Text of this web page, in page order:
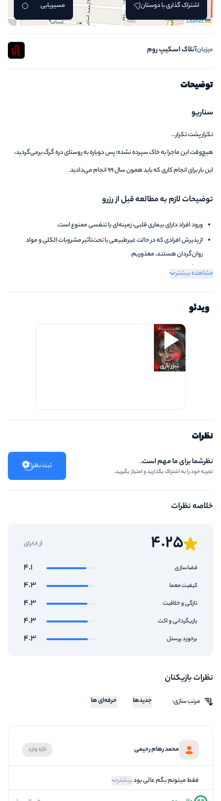
Leaflet
اشتراک گذاری با دوستان مسیریابی
میزبانآنلاک اسکیپ روم
توضیحات
سناریو
تکرار پشت تکرار...
هیچ‌وقت این ماجرا به خاک سپرده نشده؛ پس دوباره به روستای دره گرگ برمی‌گردید،
این بار برای انجام کاری که باید همون سال ۹۹ انجام می‌دادید.
توضیحات لازم به مطالعه قبل از رزرو
ورود افراد دارای بیماری قلبی، زمینه‌ای یا تنفسی ممنوع است.
از پذیرش افرادی که در حالت غیرطبیعی یا تحت‌تأثیر مشروبات الکلی و مواد
روان‌گردان هستند، معذوریم.
لطفاً در صورت داشتن بیماری خاص، آلرژی یا فوبیا، پیش از شروع بازی مجموعه را
بازی با کفش‌های مخصوص اتاق فرار برگزار می‌شود؛ لطفاً از کفش‌های شخصی
استفاده نکنید و کفش‌های مجموعه را به پا کنید.
مشاهده بیشتر
ویدئو
تیزر بازی
نظرات
نظرشما برای ما مهم است.
تجربه خود را به اشتراک بگذارید و امتیاز بگیرید.
ثبت نظر
خلاصه نظرات
4.25 از 88رای
فضاسازی 4.1
کیفیت معما 4.3
تازگی و خلاقیت 4.3
بازیگردانی و اکت 4.3
برخورد پرسنل 4.3
نظرات بازیکنان
مرتب سازی: جدیدها حرفه‌ای ها
محمد رهام رحیمی تازه وارد
فقط میتونم بگم عالی بودبیشتر